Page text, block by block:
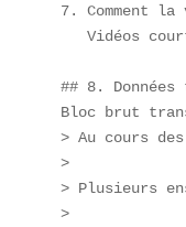
7. Comment
Vidéos
## 8.
Bloc brut
> Au cours
>
> Plusieurs
>